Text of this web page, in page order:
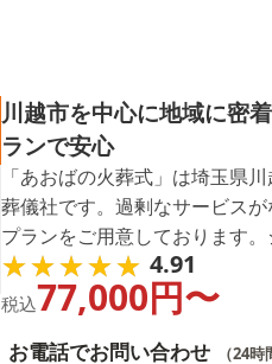
川越市を中心に地域に密
ランで安心
「あおばの火葬式」は埼玉県
葬儀社です。過剰なサービス
プランをご用意しております
親切丁寧なスタッフがお客様の
で、ご安心ください。川越市周
★★★★★
★★★★★ 4.91
税込77,000円〜
お電話でお問い合わせ （24